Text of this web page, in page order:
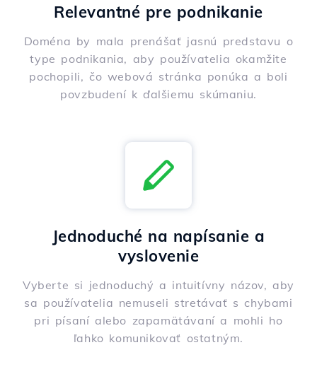
Relevantné pre podnikanie
Doména by mala prenášať jasnú predstavu o
type podnikania, aby používatelia okamžite
pochopili, čo webová stránka ponúka a boli
povzbudení k ďalšiemu skúmaniu.
Jednoduché na napísanie a
vyslovenie
Vyberte si jednoduchý a intuitívny názov, aby
sa používatelia nemuseli stretávať s chybami
pri písaní alebo zapamätávaní a mohli ho
ľahko komunikovať ostatným.